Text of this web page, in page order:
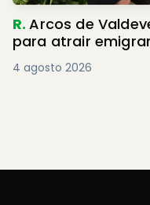
R.Arcos de
para atrair
4 agosto 2026